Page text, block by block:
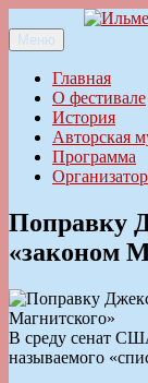
к
содержимому
Ильменский
Меню
Главная
О фестивале
История
Авторская
Программа
Поправку
«законом
В среду сенат
называемого